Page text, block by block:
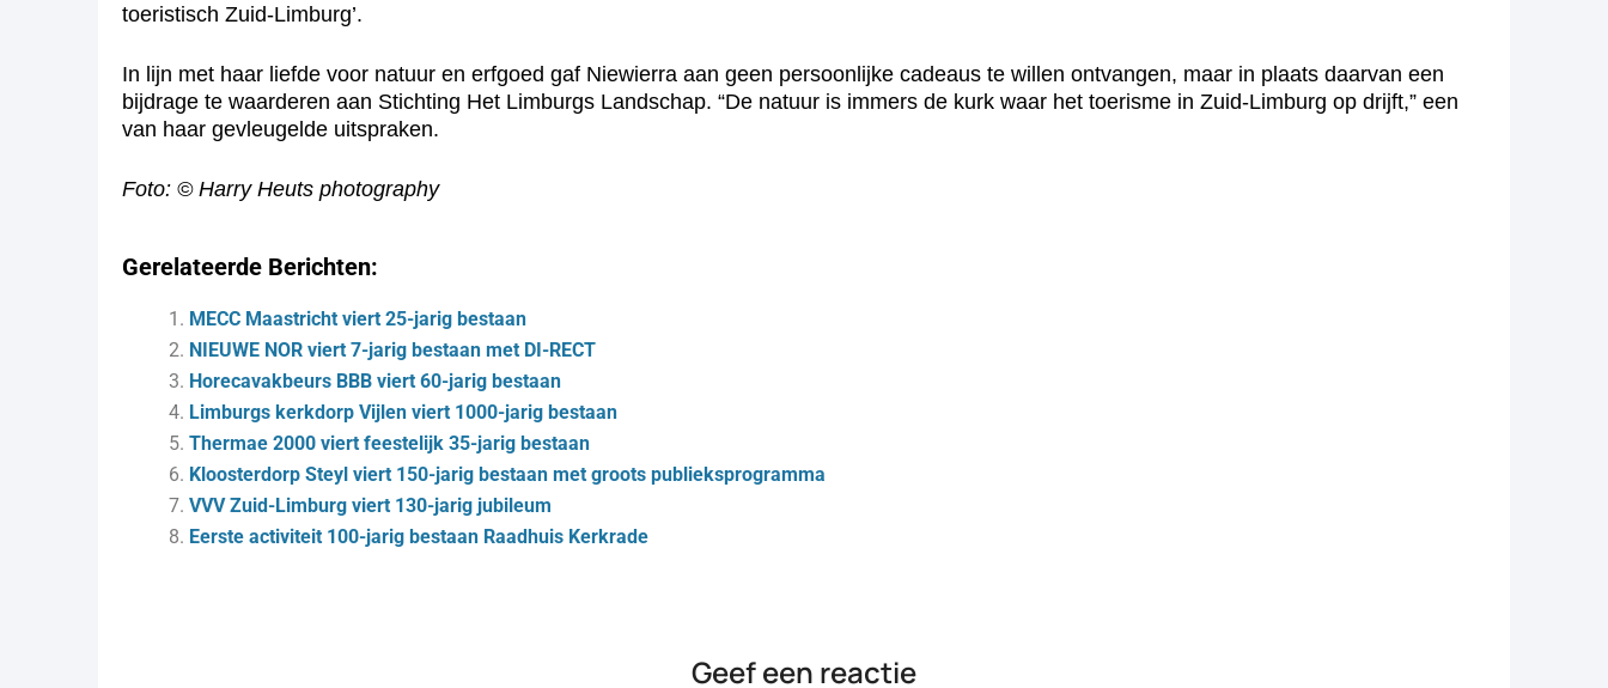
toeristisch Zuid-Limburg’.
In lijn met haar liefde voor natuur en erfgoed gaf Niewierra aan geen persoonlijke cadeaus te willen ontvangen, maar in plaats daarvan een
bijdrage te waarderen aan Stichting Het Limburgs Landschap. “De natuur is immers de kurk waar het toerisme in Zuid-Limburg op drijft,” een
van haar gevleugelde uitspraken.
Foto: © Harry Heuts photography
Gerelateerde Berichten:
MECC Maastricht viert 25-jarig bestaan
NIEUWE NOR viert 7-jarig bestaan met DI-RECT
Horecavakbeurs BBB viert 60-jarig bestaan
Limburgs kerkdorp Vijlen viert 1000-jarig bestaan
Thermae 2000 viert feestelijk 35-jarig bestaan
Kloosterdorp Steyl viert 150-jarig bestaan met groots publieksprogramma
VVV Zuid-Limburg viert 130-jarig jubileum
Eerste activiteit 100-jarig bestaan Raadhuis Kerkrade
Geef een reactie